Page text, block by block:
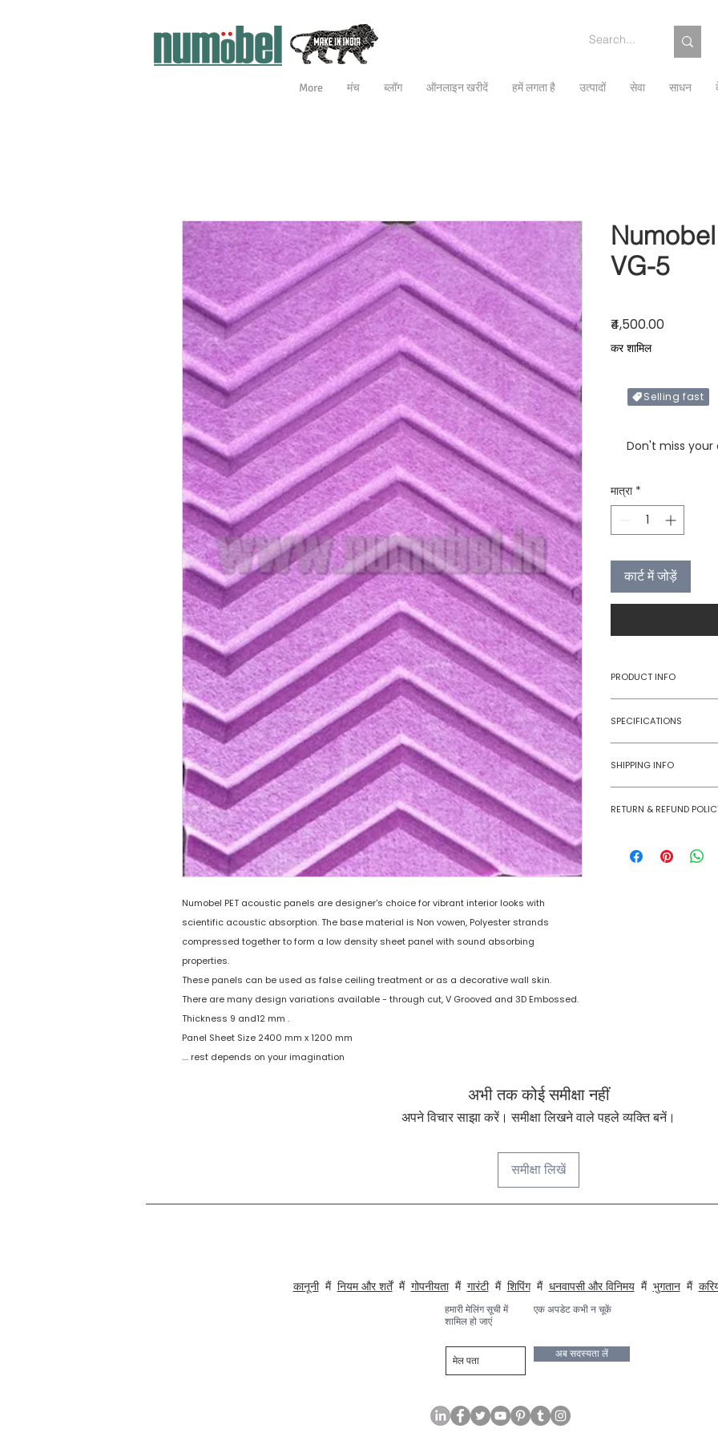
साधन
सेवा
उत्पादों
हमें लगता है
ऑनलाइन खरीदें
ब्लॉग
मंच
More
Numobel PET acoustic panels are designer's choice for vibrant interior looks with
scientific acoustic absorption. The base material is Non vowen, Polyester strands
compressed together to form a low density sheet panel with sound absorbing
properties.
These panels can be used as false ceiling treatment or as a decorative wall skin.
There are many design variations available - through cut, V Grooved and 3D Embossed.
Thickness 9 and12 mm .
Panel Sheet Size 2400 mm x 1200 mm
.... rest depends on your imagination
VG-5
₹4,500.00मूल्य
कर शामिल
Selling fast
Don't miss your
मात्रा *
कार्ट में जोड़ें
PRODUCT INFO
Type
Age Group
SPECIFICATIONS
Model No
Thickness
SHIPPING INFO
domestic
small size panels.
All other volumes
RETURN & REFUND
case of a
अभी तक कोई समीक्षा नहीं
अपने विचार साझा करें। समीक्षा लिखने वाले पहले व्यक्ति बनें।
समीक्षा लिखें
कानूनीमैं नियम और शर्तेंमैं गोपनीयतामैं गारंटीमैं शिपिंगमैं धनवापसी और विनिमयमैं भुगतानमैं
हमारी मेलिंग सूची में
शामिल हो जाएं
एक अपडेट कभी न चूकें
अब सदस्यता लें